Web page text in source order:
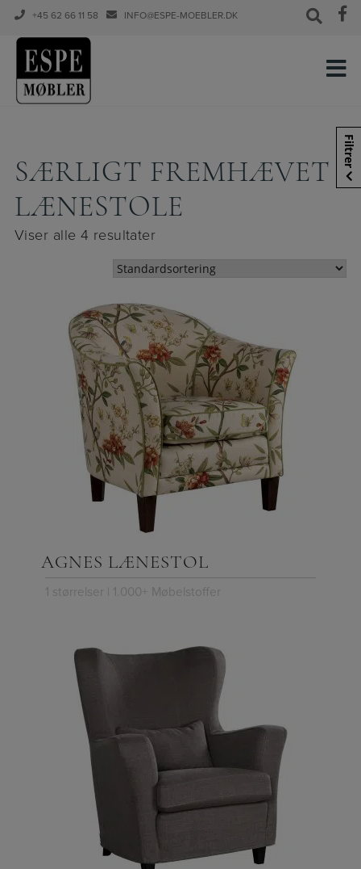
+45 62 66 11 58 INFO@ESPE-MOEBLER.DK
SÆRLIGT FREMHÆVET
LÆNESTOLE
Viser alle 4 resultater
AGNES LÆNESTOL
1 størrelser | 1.000+ Møbelstoffer
Filtrer